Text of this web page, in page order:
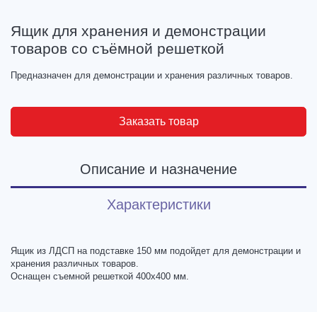
Ящик для хранения и демонстрации
товаров со съёмной решеткой
Предназначен для демонстрации и хранения различных товаров.
Заказать товар
Описание и назначение
Характеристики
Ящик из ЛДСП на подставке 150 мм подойдет для демонстрации и
хранения различных товаров.
Оснащен съемной решеткой 400х400 мм.